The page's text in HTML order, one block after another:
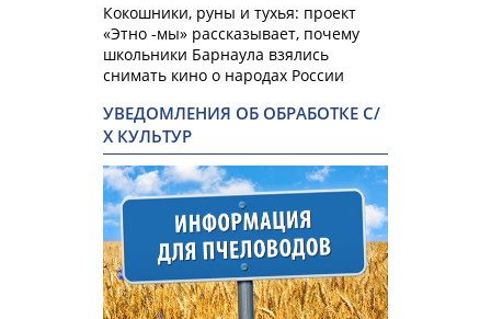
Кокошники, руны и тухья: проект
«Этно -мы» рассказывает, почему
школьники Барнаула взялись
снимать кино о народах России
УВЕДОМЛЕНИЯ ОБ ОБРАБОТКЕ С/
Х КУЛЬТУР